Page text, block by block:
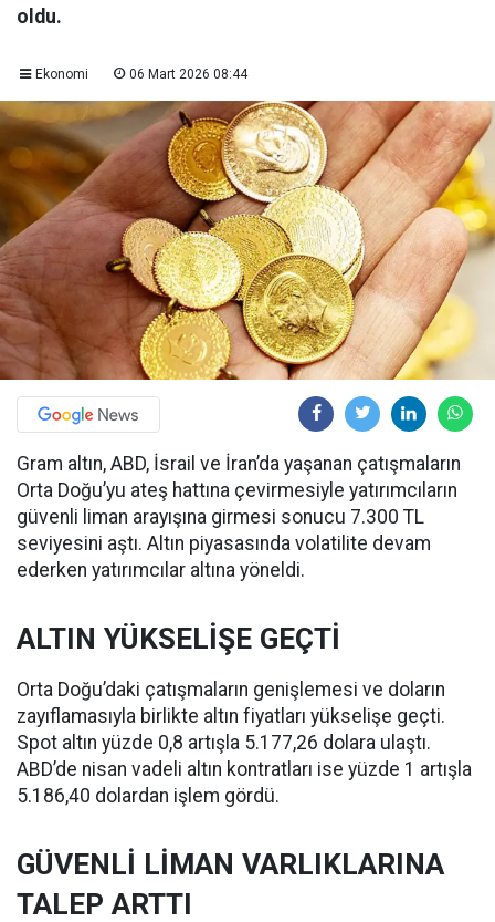
oldu.
Ekonomi 06 Mart 2026 08:44
Gram altın, ABD, İsrail ve İran’da yaşanan çatışmaların
Orta Doğu’yu ateş hattına çevirmesiyle yatırımcıların
güvenli liman arayışına girmesi sonucu 7.300 TL
seviyesini aştı. Altın piyasasında volatilite devam
ederken yatırımcılar altına yöneldi.
ALTIN YÜKSELİŞE GEÇTİ
Orta Doğu’daki çatışmaların genişlemesi ve doların
zayıflamasıyla birlikte altın fiyatları yükselişe geçti.
Spot altın yüzde 0,8 artışla 5.177,26 dolara ulaştı.
ABD’de nisan vadeli altın kontratları ise yüzde 1 artışla
5.186,40 dolardan işlem gördü.
GÜVENLİ LİMAN VARLIKLARINA
TALEP ARTTI